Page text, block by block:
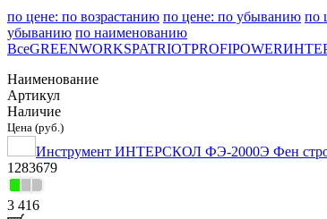
по цене: по возрастанию по цене: по убыванию по
убыванию по наименованию
ВсеGREENWORKSPATRIOTPROFIPOWER
Наименование
Артикул
Наличие
Цена (руб.)
Инструмент ИНТЕРСКОЛ ФЭ-2000Э Фен
1283679
3 416